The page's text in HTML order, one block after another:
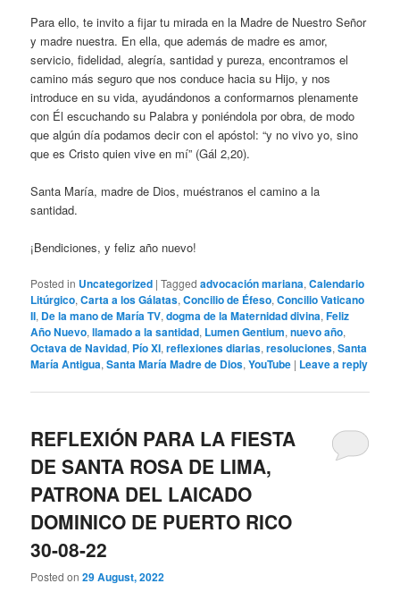
Para ello, te invito a fijar tu mirada en la Madre de Nuestro Señor
y madre nuestra. En ella, que además de madre es amor,
servicio, fidelidad, alegría, santidad y pureza, encontramos el
camino más seguro que nos conduce hacia su Hijo, y nos
introduce en su vida, ayudándonos a conformarnos plenamente
con Él escuchando su Palabra y poniéndola por obra, de modo
que algún día podamos decir con el apóstol: “y no vivo yo, sino
que es Cristo quien vive en mí” (Gál 2,20).
Santa María, madre de Dios, muéstranos el camino a la
santidad.
¡Bendiciones, y feliz año nuevo!
Posted in Uncategorized |Tagged advocación mariana,Calendario
Litúrgico,Carta a los Gálatas,Concilio de Éfeso,Concilio Vaticano
II, De la mano de María TV,dogma de la Maternidad divina,Feliz
Año Nuevo,llamado a la santidad, Lumen Gentium,nuevo año,
Octava de Navidad, Pío XI,reflexiones diarias,resoluciones,Santa
María Antigua,Santa María Madre de Dios,YouTube | Leave a reply
REFLEXIÓN PARA LA FIESTA
DE SANTA ROSA DE LIMA,
PATRONA DEL LAICADO
DOMINICO DE PUERTO RICO
30-08-22
Posted on29 August, 2022